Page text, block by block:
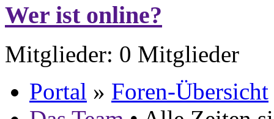
Wer ist online?
Mitglieder: 0 Mitglieder
Portal » Foren-Übersicht